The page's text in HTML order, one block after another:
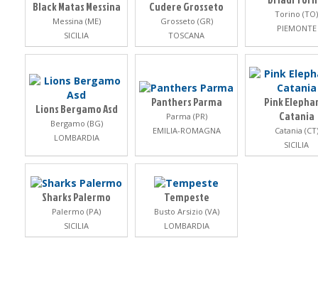
Black Matas Messina
Messina (ME)
SICILIA
Cudere Grosseto
Grosseto (GR)
TOSCANA
Torino (TO)
PIEMONTE
Lions Bergamo Asd
Bergamo (BG)
LOMBARDIA
Panthers Parma
Parma (PR)
EMILIA-ROMAGNA
Pink
Catania
Catania (CT)
SICILIA
Sharks Palermo
Palermo (PA)
SICILIA
Tempeste
Busto Arsizio (VA)
LOMBARDIA